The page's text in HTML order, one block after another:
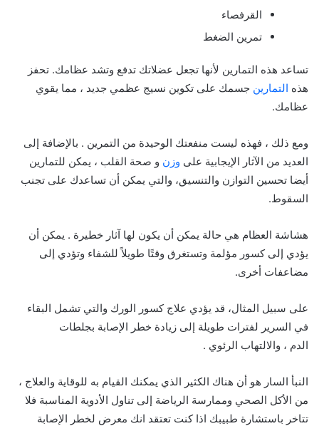
القرفصاء
تمرين الضغط
تساعد هذه التمارين لأنها تجعل عضلاتك تدفع وتشد عظامك. تحفز
هذه التمارين جسمك على تكوين نسيج عظمي جديد ، مما يقوي
عظامك.
ومع ذلك ، فهذه ليست منفعتك الوحيدة من التمرين . بالإضافة إلى
العديد من الآثار الإيجابية على وزن و صحة القلب ، يمكن للتمارين
أيضا تحسين التوازن والتنسيق، والتي يمكن أن تساعدك على تجنب
السقوط.
هشاشة العظام هي حالة يمكن أن يكون لها آثار خطيرة . يمكن أن
يؤدي إلى كسور مؤلمة وتستغرق وقتًا طويلاً للشفاء وتؤدي إلى
مضاعفات أخرى.
على سبيل المثال، قد يؤدي علاج كسور الورك والتي تشمل البقاء
في السرير لفترات طويلة إلى زيادة خطر الإصابة بجلطات
الدم ، والالتهاب الرئوي .
النبأ السار هو أن هناك الكثير الذي يمكنك القيام به للوقاية والعلاج ،
من الأكل الصحي وممارسة الرياضة إلى تناول الأدوية المناسبة فلا
تتاخر باستشارة طبيبك اذا كنت تعتقد انك معرض لخطر الإصابة